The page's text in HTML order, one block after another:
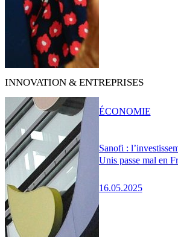
INNOVATION & ENTREPRISES
Sanofi :
Unis passe mal en
16.05.2025
ÉCONOMIE